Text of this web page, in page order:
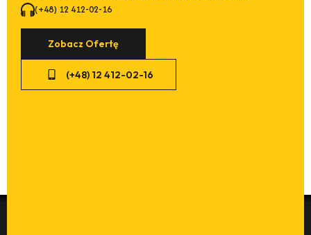
(+48) 12 412-02-16
Zobacz Ofertę
(+48) 12 412-02-16